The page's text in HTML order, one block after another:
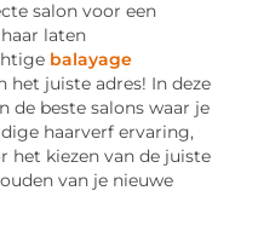
salon voor een
laten
balayage
het juiste adres! In deze
de beste salons waar je
haarverf ervaring,
het kiezen van de juiste
van je nieuwe